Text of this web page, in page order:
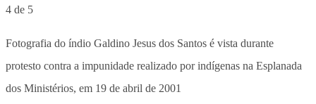
4 de 5
Fotografia do índio Galdino Jesus dos Santos é vista durante
protesto contra a impunidade realizado por indígenas na Esplanada
dos Ministérios, em 19 de abril de 2001